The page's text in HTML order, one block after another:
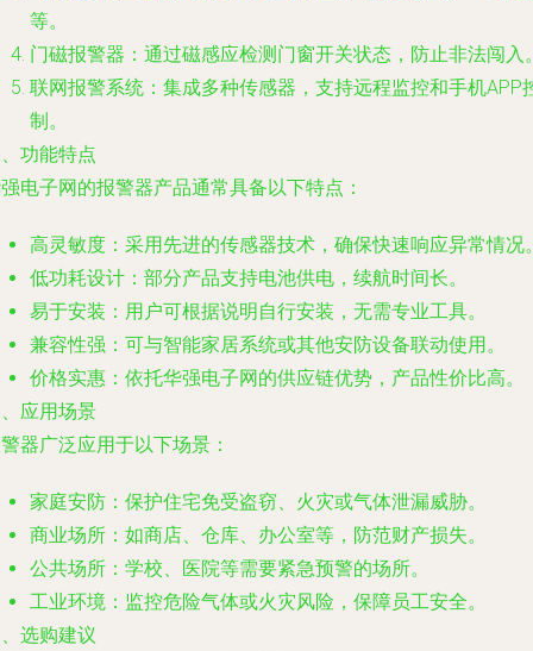
等。
门磁报警器：通过磁感应检测门窗开关状态，防止非法闯入
联网报警系统：集成多种传感器，支持远程监控和手机APP
制。
功能特点
电子网的报警器产品通常具备以下特点：
高灵敏度：采用先进的传感器技术，确保快速响应异常情况
低功耗设计：部分产品支持电池供电，续航时间长。
易于安装：用户可根据说明自行安装，无需专业工具。
兼容性强：可与智能家居系统或其他安防设备联动使用。
价格实惠：依托华强电子网的供应链优势，产品性价比高。
应用场景
器广泛应用于以下场景：
家庭安防：保护住宅免受盗窃、火灾或气体泄漏威胁。
商业场所：如商店、仓库、办公室等，防范财产损失。
公共场所：学校、医院等需要紧急预警的场所。
工业环境：监控危险气体或火灾风险，保障员工安全。
选购建议